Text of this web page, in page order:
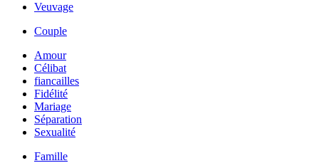
Veuvage
Couple
Amour
Célibat
fiancailles
Fidélité
Mariage
Séparation
Sexualité
Famille